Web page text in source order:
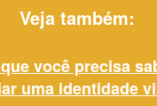
Veja também:
você precisa
uma identidade